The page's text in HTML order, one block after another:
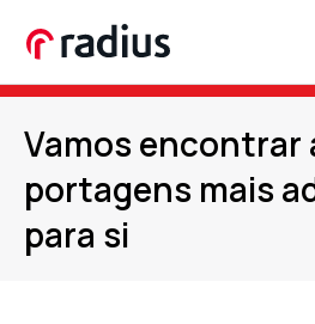
Vamos encontrar
portagens mais
para si